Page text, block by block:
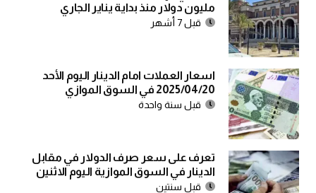
مليون دولار منذ بداية يناير الجاري
قبل 7 أشهر
اسعار العملات امام الدينار اليوم الأحد
2025/04/20 في السوق الموازي
قبل سنة واحدة
تعرف على سعر صرف الدولار في مقابل
الدينار في السوق الموازية اليوم الاثنين
قبل سنتين